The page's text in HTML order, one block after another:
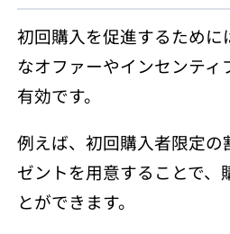
初回購入を促進するために
なオファーやインセンティ
有効です。
例えば、初回購入者限定の
ゼントを用意することで、
とができます。